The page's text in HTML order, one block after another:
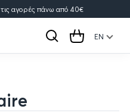
αγορές πάνω από 40€
Search Cart EN